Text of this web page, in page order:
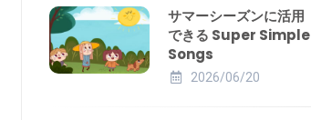
サマーシーズンに活用
できる Super Simple
Songs
2026/06/20